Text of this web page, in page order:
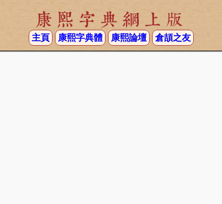
康熙字典網上版
主頁 康熙字典體 康熙論壇 倉頡之友